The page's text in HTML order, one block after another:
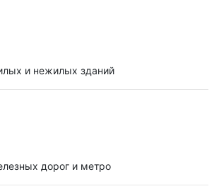
и нежилых зданий
дорог и метро